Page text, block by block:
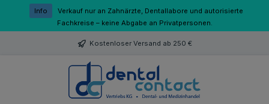
Zum Hauptinhalt springen
Info
Verkauf nur an Zahnärzte, Dentallabore und autorisierte
Fachkreise – keine Abgabe an Privatpersonen.
Kostenloser Versand ab 250 €